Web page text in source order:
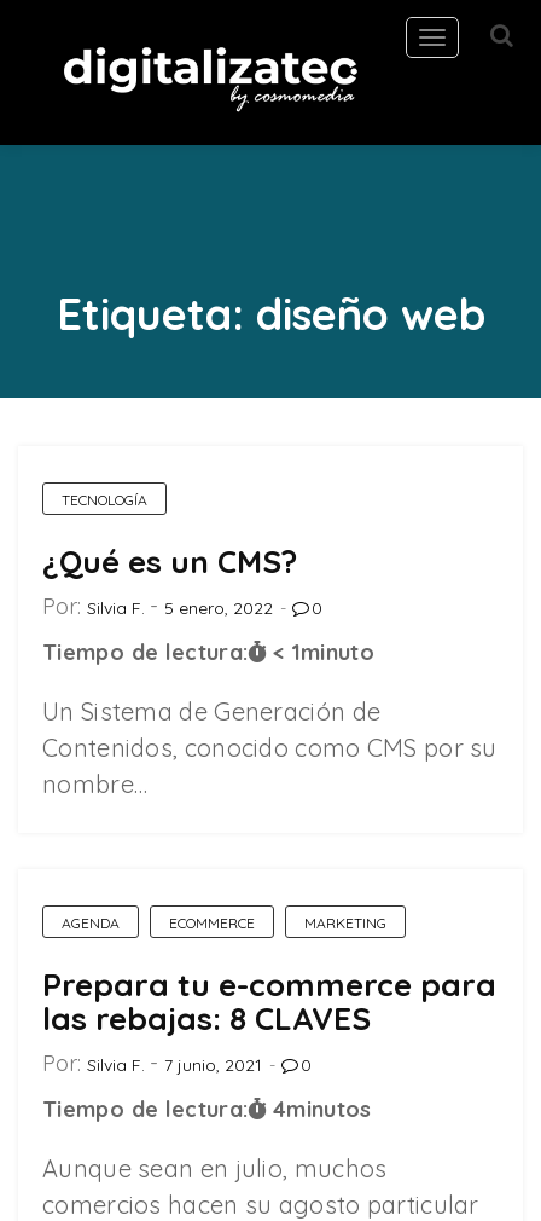
Toggle
navigation
Etiqueta: diseño web
TECNOLOGÍA
¿Qué es un CMS?
Por: Silvia F. 5 enero, 2022 0
Tiempo de lectura: < 1minuto
Un Sistema de Generación de
Contenidos, conocido como CMS por su
nombre…
AGENDA ECOMMERCE MARKETING
Prepara tu e-commerce para
las rebajas: 8 CLAVES
Por: Silvia F. 7 junio, 2021 0
Tiempo de lectura: 4minutos
Aunque sean en julio, muchos
comercios hacen su agosto particular